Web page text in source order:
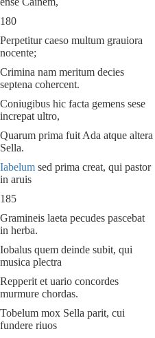
180
Perpetitur caeso multum grauiora
nocente;
Crimina nam meritum decies
septena cohercent.
Coniugibus hic facta gemens sese
increpat ultro,
Quarum prima fuit Ada atque altera
Sella.
Iabelum sed prima creat, qui pastor
in aruis
185
Gramineis laeta pecudes pascebat
in herba.
Iobalus quem deinde subit, qui
musica plectra
Repperit et uario concordes
murmure chordas.
Tobelum mox Sella parit, cui
fundere riuos